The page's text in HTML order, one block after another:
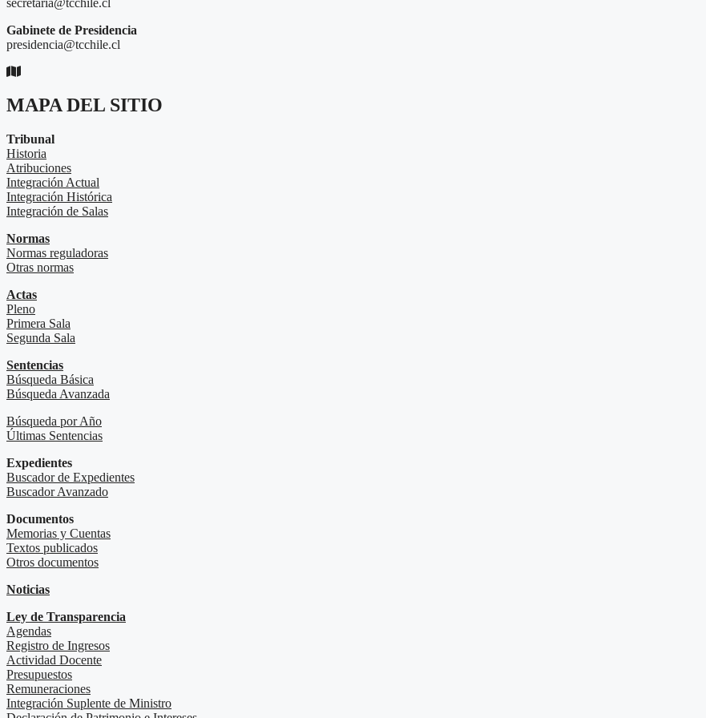
Gabinete de Presidencia
presidencia@tcchile.cl
MAPA DEL SITIO
Tribunal
Historia
Atribuciones
Integración Actual
Integración Histórica
Integración de Salas
Normas
Normas reguladoras
Otras normas
Actas
Pleno
Primera Sala
Segunda Sala
Sentencias
Búsqueda Básica
Búsqueda Avanzada
Búsqueda por Año
Últimas Sentencias
Expedientes
Buscador de Expedientes
Buscador Avanzado
Documentos
Memorias y Cuentas
Textos publicados
Otros documentos
Noticias
Ley de Transparencia
Agendas
Registro de Ingresos
Actividad Docente
Presupuestos
Remuneraciones
Integración Suplente de Ministro